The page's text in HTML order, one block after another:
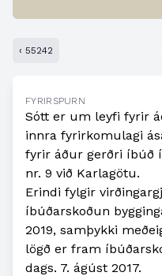
‹ 55242
FYRIRSPURN
Sótt er um leyfi fyrir
innra fyrirkomulagi
fyrir áður gerðri íbúð
nr. 9 við Karlagötu.
Erindi fylgir
íbúðarskoðun
2019, samþykki
lögð er fram
dags. 7. ágúst 2017.